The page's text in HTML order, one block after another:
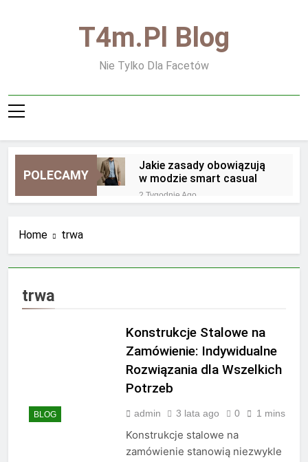
T4m.pl Blog
Nie Tylko Dla Facetów
POLECAMY
Jakie zasady obowiązują
w modzie smart casual
2 Tygodnie Ago
Jakie zapachy są
najbardziej uniwersalne dla
3 Tygodnie Ago
Jakie zapachy najlepiej
pasują na randkę
3 Tygodnie Ago
Jakie treningi są
po 40.
Jakie są zasady noszenia
garnituru
Home trwa
trwa
BLOG
Konstrukcje Stalowe na
Zamówienie: Indywidualne
Rozwiązania dla Wszelkich
Potrzeb
admin 3 lata ago 0 1 mins
Konstrukcje stalowe na
zamówienie stanowią niezwykle